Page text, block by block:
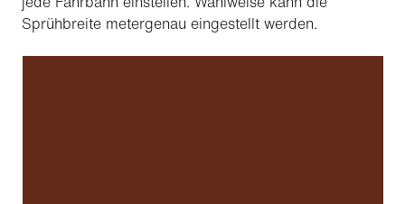
Sprühbreite metergenau eingestellt werden.